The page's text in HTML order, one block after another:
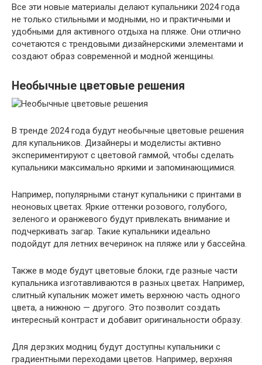
Все эти новые материалы делают купальники 2024 года
не только стильными и модными, но и практичными и
удобными для активного отдыха на пляже. Они отлично
сочетаются с трендовыми дизайнерскими элементами и
создают образ современной и модной женщины.
Необычные цветовые решения
В тренде 2024 года будут необычные цветовые решения
для купальников. Дизайнеры и моделисты активно
экспериментируют с цветовой гаммой, чтобы сделать
купальники максимально яркими и запоминающимися.
Например, популярными станут купальники с принтами в
неоновых цветах. Яркие оттенки розового, голубого,
зеленого и оранжевого будут привлекать внимание и
подчеркивать загар. Такие купальники идеально
подойдут для летних вечеринок на пляже или у бассейна.
Также в моде будут цветовые блоки, где разные части
купальника изготавливаются в разных цветах. Например,
слитный купальник может иметь верхнюю часть одного
цвета, а нижнюю — другого. Это позволит создать
интересный контраст и добавит оригинальности образу.
Для дерзких модниц будут доступны купальники с
градиентными переходами цветов. Например, верхняя